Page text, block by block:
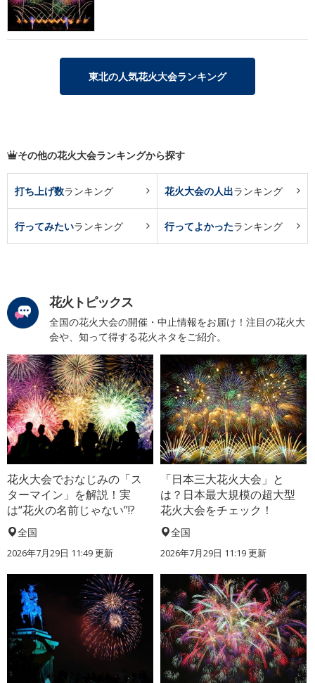
東北の人気花火大会ランキング
その他の花火大会ランキングから探す
打ち上げ数ランキング 花火大会の人出ランキング
行ってみたいランキング 行ってよかったランキング
花火トピックス
全国の花火大会の開催・中止情報をお届け！注目の花火大
会や、知って得する花火ネタをご紹介。
花火大会でおなじみの「ス
ターマイン」を解説！実
は“花火の名前じゃない”!?
全国
2026年7月29日 11:49 更新
「日本三大花火大会」と
は？日本最大規模の超大型
花火大会をチェック！
全国
2026年7月29日 11:19 更新